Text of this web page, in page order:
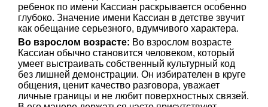
ребенок по имени Кассиан раскрывается особенно
глубоко. Значение имени Кассиан в детстве звучит
как обещание серьезного, вдумчивого характера.
Во взрослом возрасте: Во взрослом возрасте
Кассиан обычно становится человеком, который
умеет выстраивать собственный культурный код
без лишней демонстрации. Он избирателен в круге
общения, ценит качество разговора, уважает
личные границы и не любит поверхностных связей.